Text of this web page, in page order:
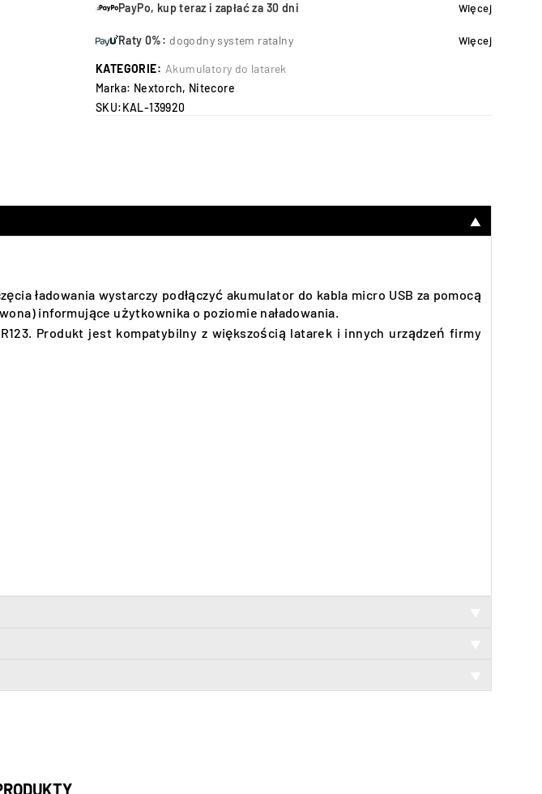
PayPo, kup teraz i zapłać za 30 dni Więcej
Raty 0%: dogodny system ratalny Więcej
KATEGORIE: Akumulatory do latarek
Marka: Nextorch, Nitecore
SKU:KAL-139920
▼
ładowania wystarczy podłączyć akumulator do kabla micro USB za pomocą
informujące użytkownika o poziomie naładowania.
Produkt jest kompatybilny z większością latarek i innych urządzeń firmy